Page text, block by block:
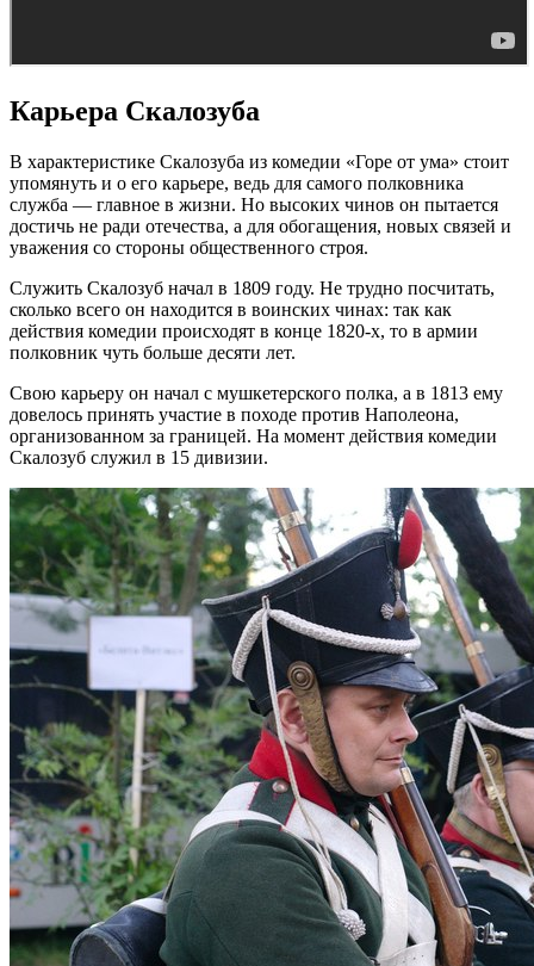
Карьера Скалозуба
В характеристике Скалозуба из комедии «Горе от ума» стоит
упомянуть и о его карьере, ведь для самого полковника
служба — главное в жизни. Но высоких чинов он пытается
достичь не ради отечества, а для обогащения, новых связей и
уважения со стороны общественного строя.
Служить Скалозуб начал в 1809 году. Не трудно посчитать,
сколько всего он находится в воинских чинах: так как
действия комедии происходят в конце 1820-х, то в армии
полковник чуть больше десяти лет.
Свою карьеру он начал с мушкетерского полка, а в 1813 ему
довелось принять участие в походе против Наполеона,
организованном за границей. На момент действия комедии
Скалозуб служил в 15 дивизии.